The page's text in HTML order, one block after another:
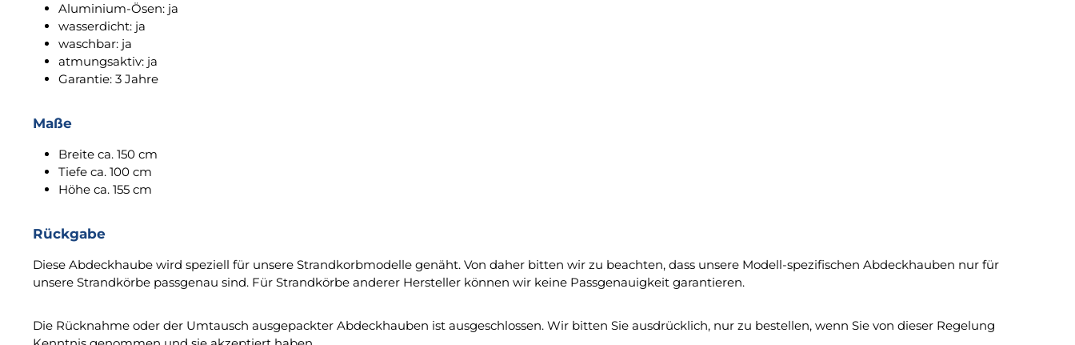
Aluminium-Ösen: ja
wasserdicht: ja
waschbar: ja
atmungsaktiv: ja
Garantie: 3 Jahre
Maße
Breite ca. 150 cm
Tiefe ca. 100 cm
Höhe ca. 155 cm
Rückgabe
Diese Abdeckhaube wird speziell für unsere Strandkorbmodelle genäht. Von daher bitten wir zu beachten, dass unsere Modell-spezifischen Abdeckhauben nur für
unsere Strandkörbe passgenau sind. Für Strandkörbe anderer Hersteller können wir keine Passgenauigkeit garantieren.
Die Rücknahme oder der Umtausch ausgepackter Abdeckhauben ist ausgeschlossen. Wir bitten Sie ausdrücklich, nur zu bestellen, wenn Sie von dieser Regelung